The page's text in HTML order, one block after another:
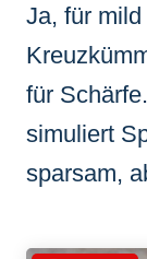
Ja, für
für
simuliert
sparsam,